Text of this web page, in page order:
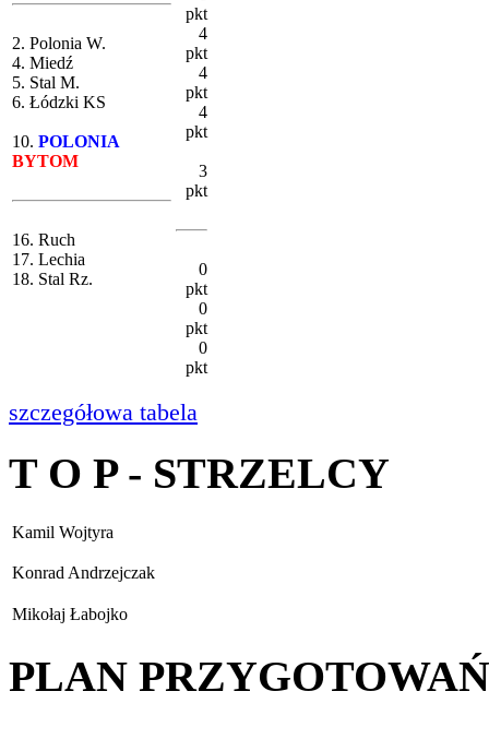
2. Polonia W.
4. Miedź
5. Stal M.
6. Łódzki KS
10. POLONIA
BYTOM
16. Ruch
17. Lechia
18. Stal Rz.
pkt
4
pkt
4
pkt
4
pkt
3
pkt
0
pkt
0
pkt
0
pkt
szczegółowa tabela
T O P - STRZELCY
Kamil Wojtyra
Konrad Andrzejczak
Mikołaj Łabojko
PLAN PRZYGOTOWAŃ